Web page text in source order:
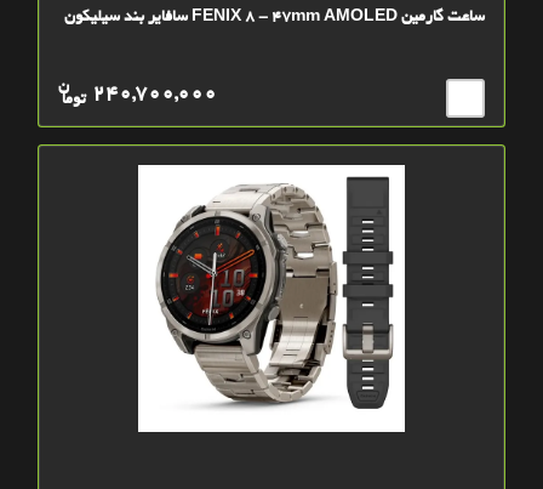
ساعت گارمین FENIX 8 - 47mm AMOLED سافایر بند سیلیکون
توما
ن 240,700,000